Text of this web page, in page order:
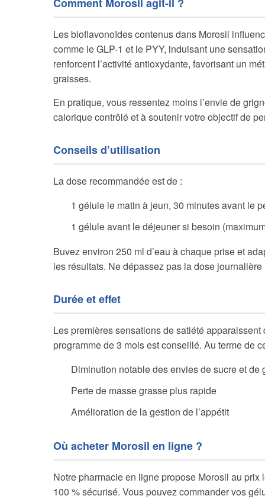
Les bioflavonoïdes contenus dans Morosil
comme le GLP-1 et le PYY, induisant une
renforcent l’activité antioxydante, favorisant un
graisses.
En pratique, vous ressentez moins l’envie de
calorique contrôlé et à soutenir votre objectif de
Conseils d’utilisation
La dose recommandée est de :
1 gélule le matin à jeun, 30 minutes avant le
1 gélule avant le déjeuner si besoin
Buvez environ 250 ml d’eau à chaque prise et
les résultats. Ne dépassez pas la dose
Durée et effet
Les premières sensations de satiété
programme de 3 mois est conseillé. Au terme de
Diminution notable des envies de sucre et de
Perte de masse grasse plus rapide
Amélioration de la gestion de l’appétit
Où acheter Morosil en ligne ?
Notre pharmacie en ligne propose Morosil au
100 % sécurisé. Vous pouvez commander vos